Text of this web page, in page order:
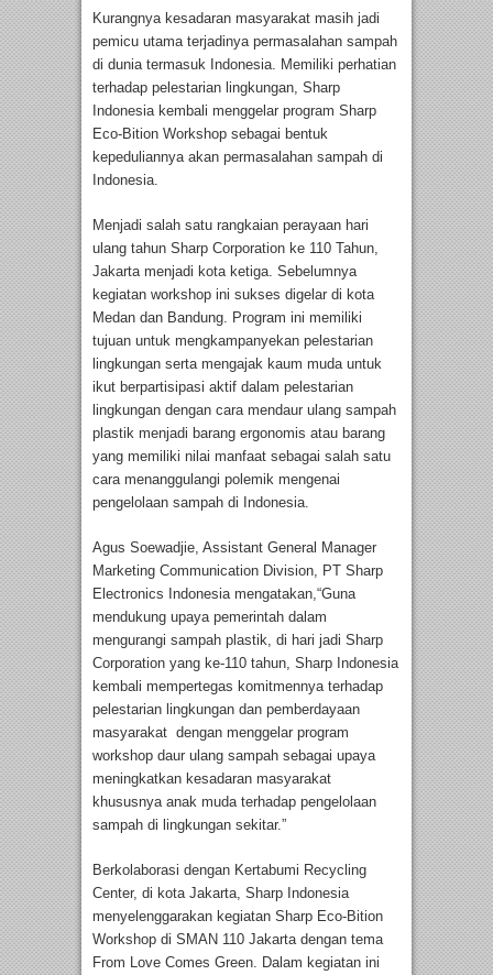
Kurangnya kesadaran masyarakat masih jadi
pemicu utama terjadinya permasalahan sampah
di dunia termasuk Indonesia. Memiliki perhatian
terhadap pelestarian lingkungan, Sharp
Indonesia kembali menggelar program Sharp
Eco-Bition Workshop sebagai bentuk
kepeduliannya akan permasalahan sampah di
Indonesia.
Menjadi salah satu rangkaian perayaan hari
ulang tahun Sharp Corporation ke 110 Tahun,
Jakarta menjadi kota ketiga. Sebelumnya
kegiatan workshop ini sukses digelar di kota
Medan dan Bandung. Program ini memiliki
tujuan untuk mengkampanyekan pelestarian
lingkungan serta mengajak kaum muda untuk
ikut berpartisipasi aktif dalam pelestarian
lingkungan dengan cara mendaur ulang sampah
plastik menjadi barang ergonomis atau barang
yang memiliki nilai manfaat sebagai salah satu
cara menanggulangi polemik mengenai
pengelolaan sampah di Indonesia.
Agus Soewadjie, Assistant General Manager
Marketing Communication Division, PT Sharp
Electronics Indonesia mengatakan,“Guna
mendukung upaya pemerintah dalam
mengurangi sampah plastik, di hari jadi Sharp
Corporation yang ke-110 tahun, Sharp Indonesia
kembali mempertegas komitmennya terhadap
pelestarian lingkungan dan pemberdayaan
masyarakat dengan menggelar program
workshop daur ulang sampah sebagai upaya
meningkatkan kesadaran masyarakat
khususnya anak muda terhadap pengelolaan
sampah di lingkungan sekitar.”
Berkolaborasi dengan Kertabumi Recycling
Center, di kota Jakarta, Sharp Indonesia
menyelenggarakan kegiatan Sharp Eco-Bition
Workshop di SMAN 110 Jakarta dengan tema
From Love Comes Green. Dalam kegiatan ini